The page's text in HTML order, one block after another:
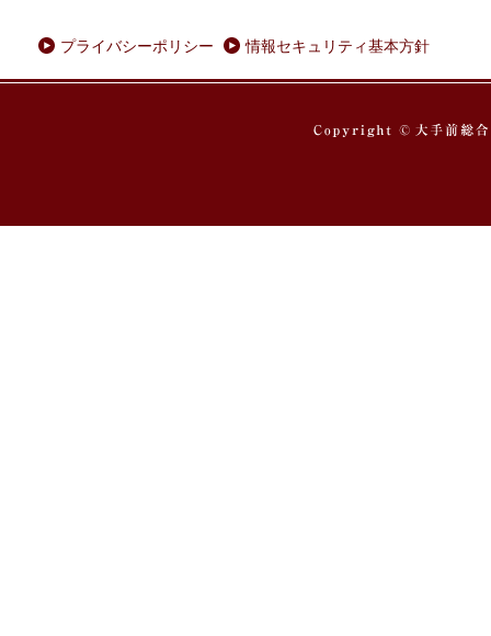
プライバシーポリシー 情報セキュリティ基本方針